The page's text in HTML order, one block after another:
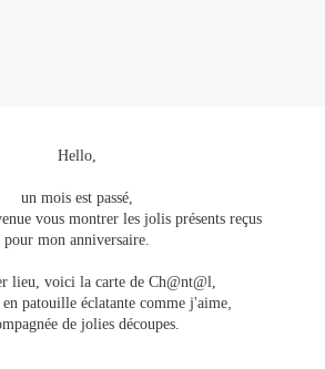
Hello,
un mois est passé,
vous montrer les jolis présents reçus
pour mon anniversaire.
lieu, voici la carte de Ch@nt@l,
patouille éclatante comme j'aime
de jolies découpes.